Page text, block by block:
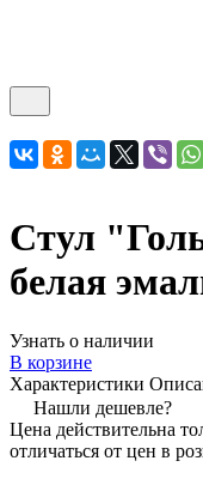
Стул
белая
Узнать о наличии
В корзине
Характеристики
Нашли дешевле?
Цена действительна
отличаться от цен в